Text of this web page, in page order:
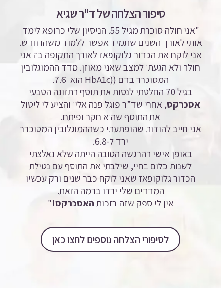
סיפור הצלחה של ד"ר שגיא
"אני חולה סוכרת מגיל 55. הניסיון שלי כרופא לימד
אותי לאורך השנים שתמיד אפשר ללמוד משהו חדש.
אני לוקח את הכדור גלוקופאז לאורך התקופה בה אני
חולה ולא הגעתי למצב שאני מאוזן. מדד ההמוגלובין
המסוכרר בדם ((HbA1c
הוא 7.6.
בגיל 70 החלטתי לנסות את תוסף התזונה הטבעי
אסכרקס, אחרי שד”ר פוגל פנה אליי והציע לי ליטול
את התוסף שהוא חקר ופיתח.
אני חייב להודות שהופתעתי כשההמוגלובין המסוכרר
ירד ל-6.8.
באופן אישי ההרגשה הטובה הייתה שלא נאלצתי
לשנות כלום בחיי, שילבתי את התוסף עם נטילת
הכדור גלוקופאז שאני לוקח כבר שנים ורק עכשיו
המדדים שלי ירדו ברמה הזאת.
אין לי ספק שזה בזכותהאסכרקס!"
לסיפורי הצלחה נוספים לחצו כאן